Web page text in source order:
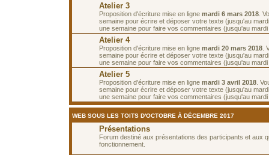
Atelier 3
Proposition d'écriture mise en ligne mardi 6 mars 2018 .
semaine pour écrire et déposer votre texte (jusqu'au
une semaine pour faire vos commentaires (jusqu'au
Atelier 4
Proposition d'écriture mise en ligne mardi 20 mars 2018 .
semaine pour écrire et déposer votre texte (jusqu'au
une semaine pour faire vos commentaires (jusqu'au
Atelier 5
Proposition d'écriture mise en ligne mardi 3 avril 2018 .
semaine pour écrire et déposer votre texte (jusqu'au
une semaine pour faire vos commentaires (jusqu'au
WEB SOUS LES TOITS D'OCTOBRE À DÉCEMBRE 2017
Présentations
Forum destiné aux présentations des participants et aux
fonctionnement.